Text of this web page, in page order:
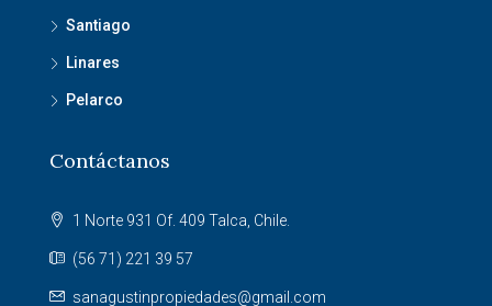
Santiago
Linares
Pelarco
Contáctanos
1 Norte 931 Of. 409 Talca, Chile.
(56 71) 221 39 57
sanagustinpropiedades@gmail.com